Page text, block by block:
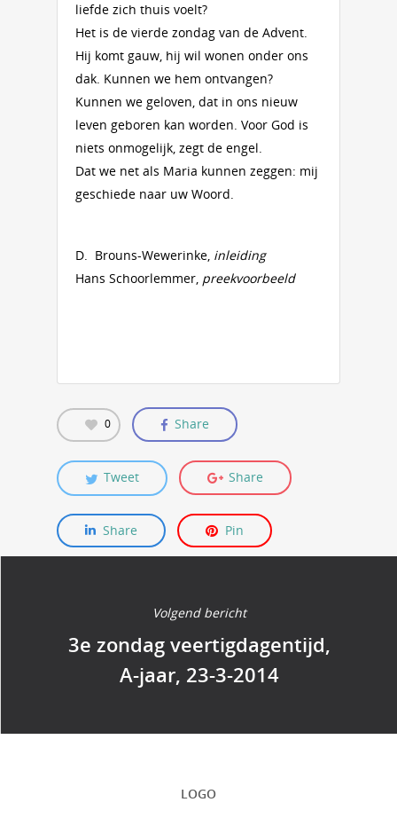
liefde zich thuis voelt?
Het is de vierde zondag van de Advent.
Hij komt gauw, hij wil wonen onder ons
dak. Kunnen we hem ontvangen?
Kunnen we geloven, dat in ons nieuw
leven geboren kan worden. Voor God is
niets onmogelijk, zegt de engel.
Dat we net als Maria kunnen zeggen: mij
geschiede naar uw Woord.
D. Brouns-Wewerinke, inleiding
Hans Schoorlemmer, preekvoorbeeld
0 Share
Tweet Share
Share Pin
Volgend bericht
3e zondag veertigdagentijd,
A-jaar, 23-3-2014
LOGO